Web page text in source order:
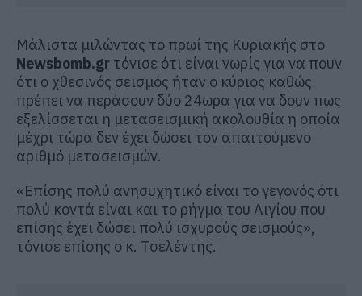
Μάλιστα μιλώντας το πρωί της Κυριακής στο
Newsbomb.gr τόνισε ότι είναι νωρίς για να πουν
ότι ο χθεσινός σεισμός ήταν ο κύριος καθώς
πρέπει να περάσουν δύο 24ωρα για να δουν πως
εξελίσσεται η μετασεισμική ακολουθία η οποία
μέχρι τώρα δεν έχει δώσει τον απαιτούμενο
αριθμό μετασεισμών.
«Επίσης πολύ ανησυχητικό είναι το γεγονός ότι
πολύ κοντά είναι και το ρήγμα του Αιγίου που
επίσης έχει δώσει πολύ ισχυρούς σεισμούς»,
τόνισε επίσης ο κ. Τσελέντης.